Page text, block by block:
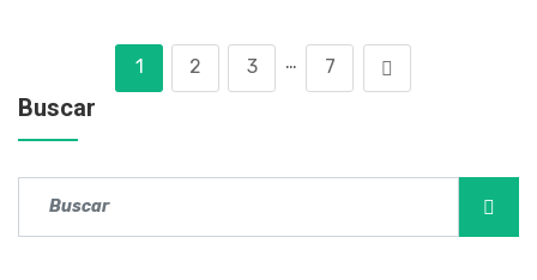
1 2 3 … 7
Buscar